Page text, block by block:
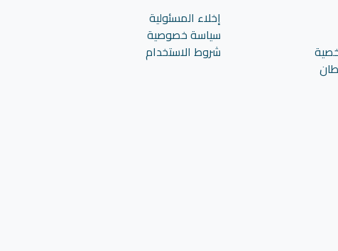
إخلاء المسئولية
سياسة خصوصية
شروط الاستخدام